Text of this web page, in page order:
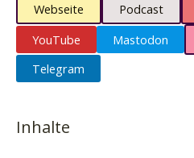
Webseite Podcast
YouTube
Mastodon
Telegram
Inhalte